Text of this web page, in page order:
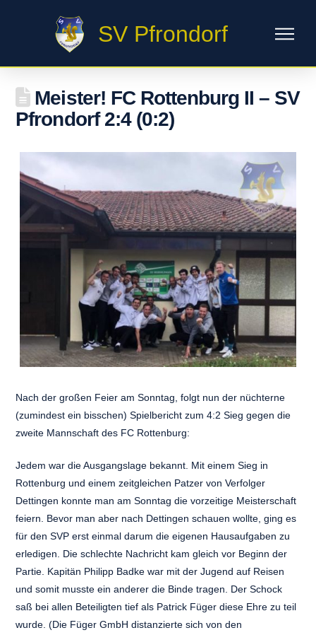
SV Pfrondorf
Meister! FC Rottenburg II – SV
Pfrondorf 2:4 (0:2)
Nach der großen Feier am Sonntag, folgt nun der nüchterne
(zumindest ein bisschen) Spielbericht zum 4:2 Sieg gegen die
zweite Mannschaft des FC Rottenburg:
Jedem war die Ausgangslage bekannt. Mit einem Sieg in
Rottenburg und einem zeitgleichen Patzer von Verfolger
Dettingen konnte man am Sonntag die vorzeitige Meisterschaft
feiern. Bevor man aber nach Dettingen schauen wollte, ging es
für den SVP erst einmal darum die eigenen Hausaufgaben zu
erledigen. Die schlechte Nachricht kam gleich vor Beginn der
Partie. Kapitän Philipp Badke war mit der Jugend auf Reisen
und somit musste ein anderer die Binde tragen. Der Schock
saß bei allen Beteiligten tief als Patrick Füger diese Ehre zu teil
wurde. (Die Füger GmbH distanzierte sich von den